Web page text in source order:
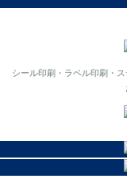
シール印刷・ラベル印刷・